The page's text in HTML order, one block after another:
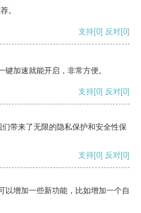
。
支持[0] 反对[0]
加速就能开启，非常方便。
支持[0] 反对[0]
带来了无限的隐私保护和安全性保
支持[0] 反对[0]
以增加一些新功能，比如增加一个自